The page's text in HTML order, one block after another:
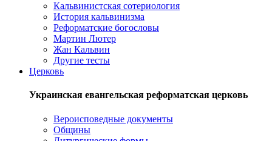
Кальвинистская сотериология
История кальвинизма
Реформатские богословы
Мартин Лютер
Жан Кальвин
Другие тесты
Церковь
Украинская евангельская реформатская церковь
Вероисповедные документы
Общины